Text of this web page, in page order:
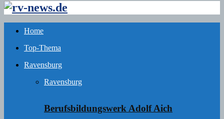
Facebook
Twitter
Instagram
Email
Rss
Home
Top-Thema
Ravensburg
Ravensburg
Berufsbildungswerk Adolf Aich